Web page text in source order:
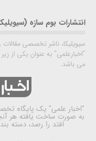
انتشارات بوم سازه
سیویلیکا، ناشر تخصصی
"اخبارعلمی" به عنوان یکی از
می باشد.
"اخبار علمی" یک پایگاه
به صورت ساخت یافته هر
افتد را رصد، دسته